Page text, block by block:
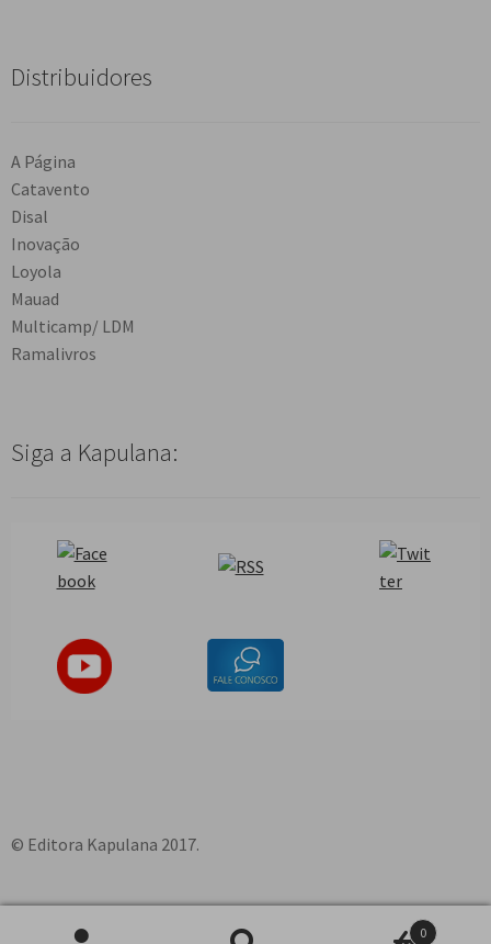
Distribuidores
A Página
Catavento
Disal
Inovação
Loyola
Mauad
Multicamp/ LDM
Ramalivros
Siga a Kapulana:
© Editora Kapulana 2017.
0